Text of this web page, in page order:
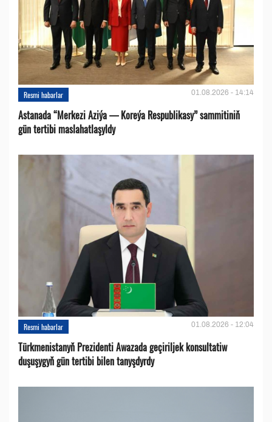
Resmi habarlar 01.08.2026 - 14:14
Astanada “Merkezi Aziýa — Koreýa Respublikasy” sammitiniň
gün tertibi maslahatlaşyldy
Resmi habarlar 01.08.2026 - 12:04
Türkmenistanyň Prezidenti Awazada geçiriljek konsultatiw
duşuşygyň gün tertibi bilen tanyşdyrdy